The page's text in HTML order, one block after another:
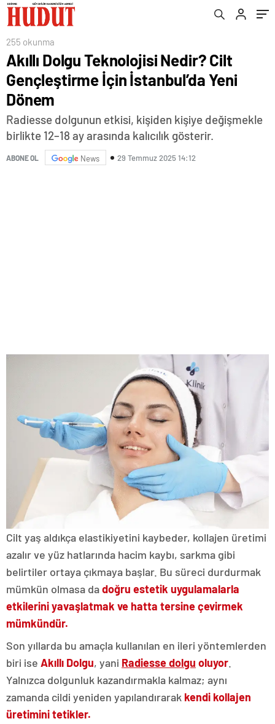
255 okunma
Akıllı Dolgu Teknolojisi Nedir? Cilt
Gençleştirme İçin İstanbul’da Yeni
Dönem
Radiesse dolgunun etkisi, kişiden kişiye değişmekle
birlikte 12–18 ay arasında kalıcılık gösterir.
ABONE OL News 29 Temmuz 2025 14:12
Cilt yaş aldıkça elastikiyetini kaybeder, kollajen üretimi
azalır ve yüz hatlarında hacim kaybı, sarkma gibi
belirtiler ortaya çıkmaya başlar. Bu süreci durdurmak
mümkün olmasa dadoğru estetik uygulamalarla
etkilerini yavaşlatmak ve hatta tersine çevirmek
mümkündür.
Son yıllarda bu amaçla kullanılan en ileri yöntemlerden
biri ise Akıllı Dolgu, yani Radiesse dolgu oluyor
Yalnızca dolgunluk kazandırmakla kalmaz; aynı
zamanda cildi yeniden yapılandırarak kendi kollajen
üretimini tetikler.